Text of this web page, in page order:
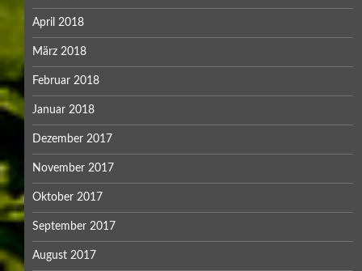
April 2018
März 2018
Februar 2018
Januar 2018
Dezember 2017
November 2017
Oktober 2017
September 2017
August 2017